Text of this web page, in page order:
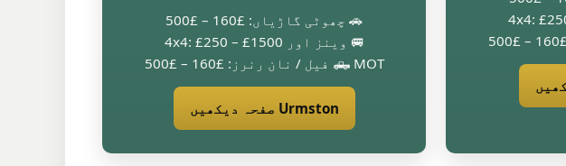
🚗 چھوٹی گاڑیاں: £160 – £500
🚐 وینز اور 4x4: £250 – £1500
🛻 MOT فیل / نان رنرز: £160 – £500
Urmston صفحہ دیکھیں